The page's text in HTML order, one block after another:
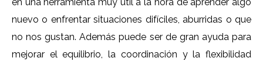
nuevo o enfrentar situaciones difíciles, aburridas o que
no nos gustan. Además puede ser de gran ayuda para
mejorar el equilibrio, la coordinación y la flexibilidad